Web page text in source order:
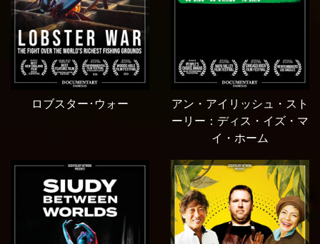
ロブスター･ウォー
アン・アイリッシュ・スト
ーリー：ディス・イズ・マ
イ・ホーム